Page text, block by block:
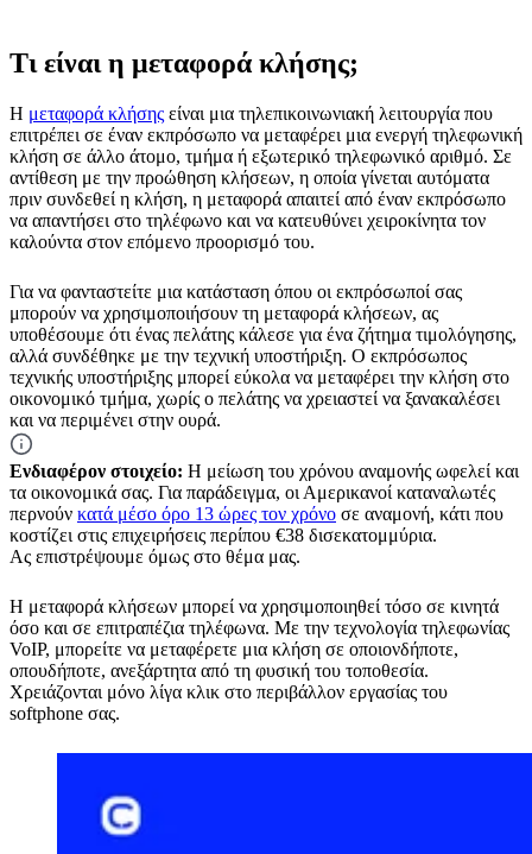
Τι είναι η μεταφορά κλήσης;
Η μεταφορά κλήσης είναι μια τηλεπικοινωνιακή λειτουργία που
επιτρέπει σε έναν εκπρόσωπο να μεταφέρει μια ενεργή τηλεφωνική
κλήση σε άλλο άτομο, τμήμα ή εξωτερικό τηλεφωνικό αριθμό. Σε
αντίθεση με την προώθηση κλήσεων, η οποία γίνεται αυτόματα
πριν συνδεθεί η κλήση, η μεταφορά απαιτεί από έναν εκπρόσωπο
να απαντήσει στο τηλέφωνο και να κατευθύνει χειροκίνητα τον
καλούντα στον επόμενο προορισμό του.
Για να φανταστείτε μια κατάσταση όπου οι εκπρόσωποί σας
μπορούν να χρησιμοποιήσουν τη μεταφορά κλήσεων, ας
υποθέσουμε ότι ένας πελάτης κάλεσε για ένα ζήτημα τιμολόγησης,
αλλά συνδέθηκε με την τεχνική υποστήριξη. Ο εκπρόσωπος
τεχνικής υποστήριξης μπορεί εύκολα να μεταφέρει την κλήση στο
οικονομικό τμήμα, χωρίς ο πελάτης να χρειαστεί να ξανακαλέσει
και να περιμένει στην ουρά.
Ενδιαφέρον στοιχείο: Η μείωση του χρόνου αναμονής ωφελεί και
τα οικονομικά σας. Για παράδειγμα, οι Αμερικανοί καταναλωτές
περνούν κατά μέσο όρο 13 ώρες τον χρόνο σε αναμονή, κάτι που
κοστίζει στις επιχειρήσεις περίπου €38 δισεκατομμύρια.
Ας επιστρέψουμε όμως στο θέμα μας.
Η μεταφορά κλήσεων μπορεί να χρησιμοποιηθεί τόσο σε κινητά
όσο και σε επιτραπέζια τηλέφωνα. Με την τεχνολογία τηλεφωνίας
VoIP, μπορείτε να μεταφέρετε μια κλήση σε οποιονδήποτε,
οπουδήποτε, ανεξάρτητα από τη φυσική του τοποθεσία.
Χρειάζονται μόνο λίγα κλικ στο περιβάλλον εργασίας του
softphone σας.